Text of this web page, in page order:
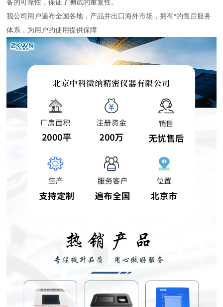
备的可靠性，保证了测试的重复性。
我公司用户遍布全国各地，产品并出口海外市场，拥有*的售后服务
体系，为用户的使用提供保障